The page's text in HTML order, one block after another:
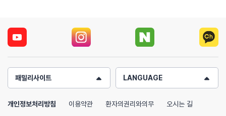
패밀리사이트 LANGUAGE
개인정보처리방침 이용약관 환자의권리와의무 오시는 길